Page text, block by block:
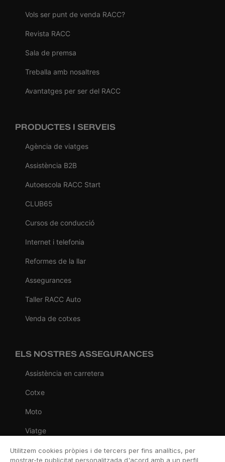
Vols ser punt de venda RACC?
Revista RACC
Sala de premsa
Treballa amb nosaltres
Avantatges per ser del RACC
PRODUCTES I SERVEIS
Agència de viatges
Assistència B2B
Autoescola RACC Start
CLUB65
Cursos de conducció
Internet i telefonia
Reformes de la llar
Assegurances
Taller RACC Auto
Venda de cotxes
ELS NOSTRES ASSEGURANCES
Assistència en carretera
Cotxe
Moto
Viatge
Llar
Utilitzem cookies pròpies i de tercers per fins analítics, per
mostrar-te publicitat personalitzada d'acord amb a un perfil